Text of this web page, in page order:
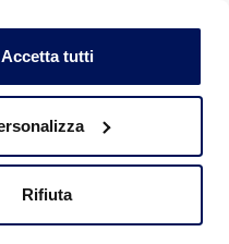
Accetta tutti
Rifiuta
EVENTI